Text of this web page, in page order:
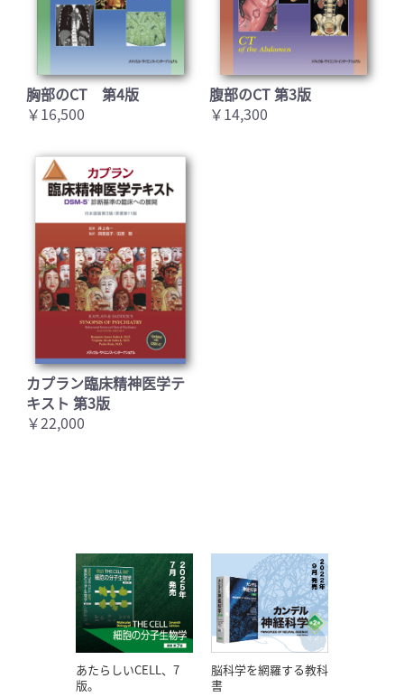
胸部のCT 第4版
￥16,500
腹部のCT 第3版
￥14,300
カプラン臨床精神医学テ
キスト 第3版
￥22,000
あたらしいCELL、7
版。
脳科学を網羅する教科
書